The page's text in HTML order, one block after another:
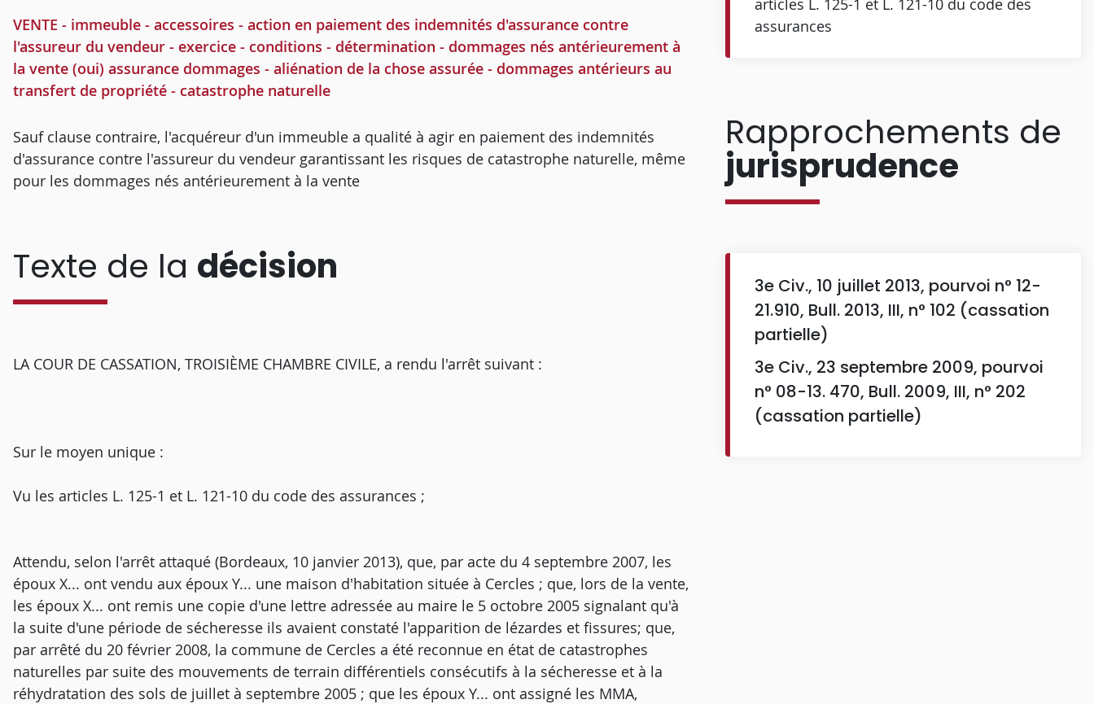
VENTE - immeuble - accessoires - action en paiement des indemnités d'assurance contre
l'assureur du vendeur - exercice - conditions - détermination - dommages nés antérieurement à
la vente (oui) assurance dommages - aliénation de la chose assurée - dommages antérieurs au
transfert de propriété - catastrophe naturelle
Sauf clause contraire, l'acquéreur d'un immeuble a qualité à agir en paiement des indemnités
d'assurance contre l'assureur du vendeur garantissant les risques de catastrophe naturelle, même
pour les dommages nés antérieurement à la vente
Texte de la décision
LA COUR DE CASSATION, TROISIÈME CHAMBRE CIVILE, a rendu l'arrêt suivant :
Sur le moyen unique :
Vu les articles L. 125-1 et L. 121-10 du code des assurances ;
Attendu, selon l'arrêt attaqué (Bordeaux, 10 janvier 2013), que, par acte du 4 septembre 2007, les
époux X... ont vendu aux époux Y... une maison d'habitation située à Cercles ; que, lors de la vente,
les époux X... ont remis une copie d'une lettre adressée au maire le 5 octobre 2005 signalant qu'à
la suite d'une période de sécheresse ils avaient constaté l'apparition de lézardes et fissures; que,
par arrêté du 20 février 2008, la commune de Cercles a été reconnue en état de catastrophes
naturelles par suite des mouvements de terrain différentiels consécutifs à la sécheresse et à la
réhydratation des sols de juillet à septembre 2005 ; que les époux Y... ont assigné les MMA,
articles L. 125-1 et L. 121-10 du code des
assurances
Rapprochements de
jurisprudence
3e Civ., 10 juillet 2013, pourvoi n° 12-
21.910, Bull. 2013, III, n° 102 (cassation
partielle)
3e Civ., 23 septembre 2009, pourvoi
n° 08-13. 470, Bull. 2009, III, n° 202
(cassation partielle)